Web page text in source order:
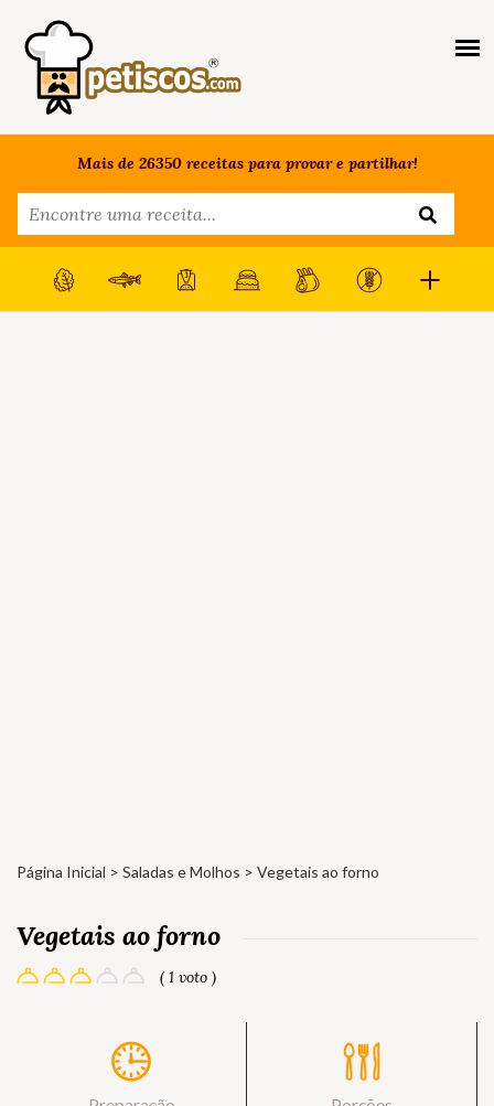
Mais de 26350 receitas para provar e partilhar!
Página Inicial > Saladas e Molhos > Vegetais ao forno
Vegetais ao forno
( 1 voto )